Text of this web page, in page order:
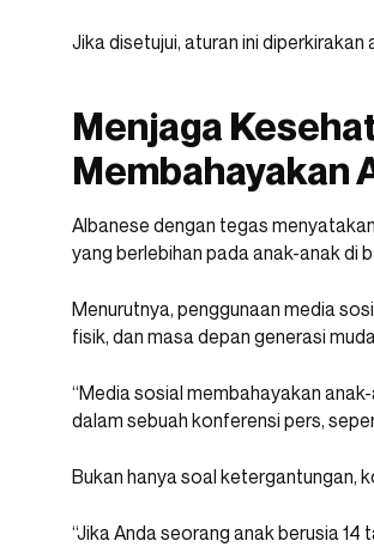
Jika disetujui, aturan ini
Menjaga
Membahayakan
Albanese dengan tegas
yang berlebihan pada anak-anak di
Menurutnya, penggunaan media
fisik, dan masa depan generasi
“Media sosial membahayakan
dalam sebuah konferensi pers,
Bukan hanya soal ketergantungan,
“Jika Anda seorang anak berusia